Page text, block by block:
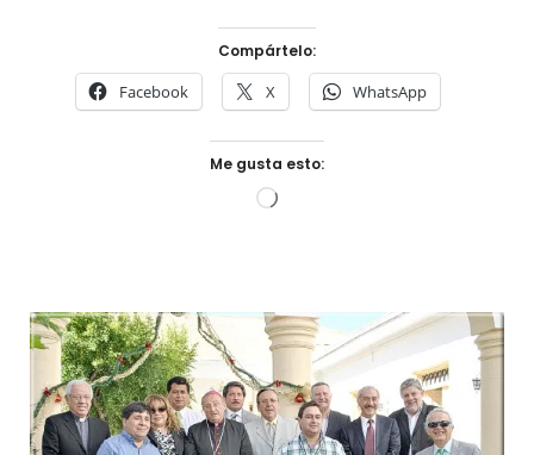
Compártelo:
Facebook X WhatsApp
Me gusta esto:
Cargando...